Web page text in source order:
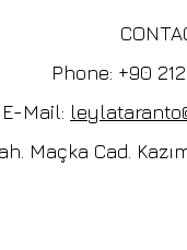
Phone: +90
E-Mail:
Maçka Cad.